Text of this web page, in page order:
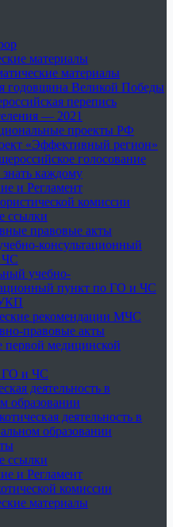
материалы
материалы
годовщина Великой Победы
перепись
— 2021
проекты РФ
«Эффективный регион»
голосование
каждому
и Регламент
комиссии
ссылки
правовые акты
консультационный
ЧС
учебно-
пункт по ГО и ЧС
рекомендации МЧС
правовые акты
первой медицинской
ГО и ЧС
деятельность в
образовании
деятельность в
образовании
ссылки
и Регламент
комиссии
материалы